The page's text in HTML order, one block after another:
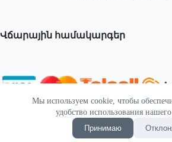
Мы используем cookie, чтобы
удобство использования
Принимаю
Վճարային համակարգեր
© 2026 | Powered by